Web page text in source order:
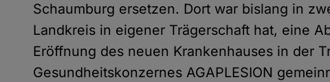
Schaumburg ersetzen. Dort war bislang in
Landkreis in eigener Trägerschaft hat, eine
Eröffnung des neuen Krankenhauses in der
Gesundheitskonzernes AGAPLESION